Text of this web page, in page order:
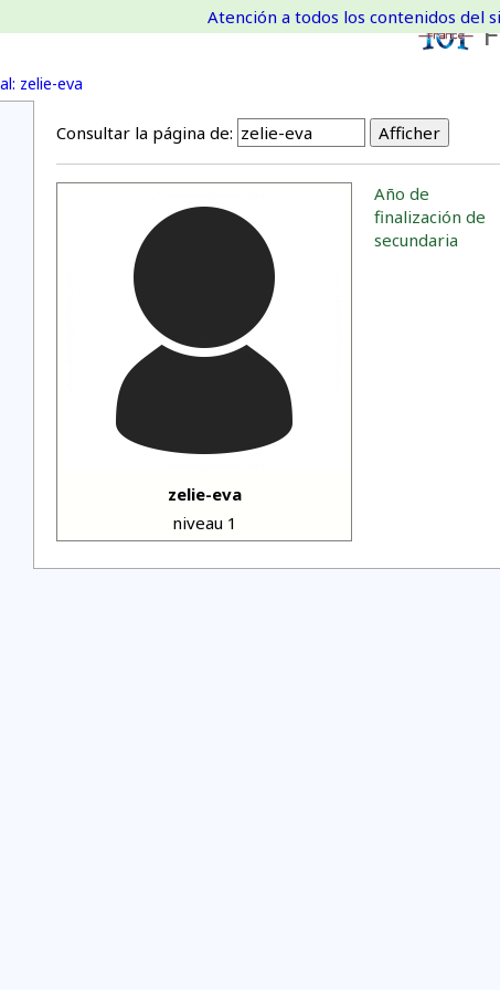
zelie-eva
Atención a todos los contenidos del
Consultar la página de:
zelie-eva
niveau 1
Año de
finalización de
secundaria